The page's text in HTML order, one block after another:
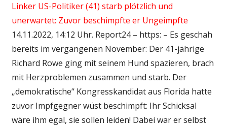
Politik
Wirtschaft
Wissenschaft
Linker US-Politiker (41) starb plötzlich und
unerwartet: Zuvor beschimpfte er Ungeimpfte
14.11.2022, 14:12 Uhr. Report24 – https: – Es geschah
bereits im vergangenen November: Der 41-jährige
Richard Rowe ging mit seinem Hund spazieren, brach
mit Herzproblemen zusammen und starb. Der
„demokratische“ Kongresskandidat aus Florida hatte
zuvor Impfgegner wüst beschimpft: Ihr Schicksal
wäre ihm egal, sie sollen leiden! Dabei war er selbst